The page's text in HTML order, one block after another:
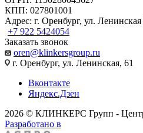
КПП: 027801001
Адрес: г. Оренбург, ул. Ленинская
+7 922 5424054
Заказать звонок
oren@klinkersgroup.ru
г. Оренбург, ул. Ленинская, 61
Вконтакте
Яндекс.Дзен
2026 © КЛИНКЕРС Групп - Центр
Разработано в